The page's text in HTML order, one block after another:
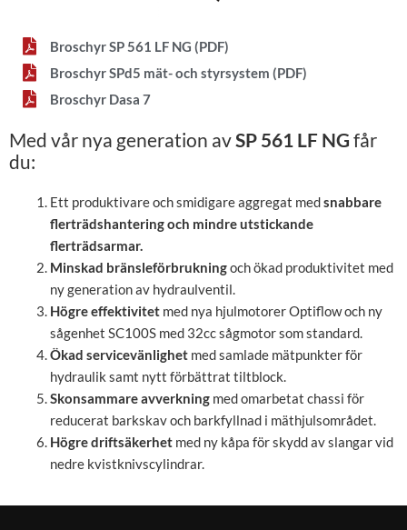
Broschyr SP 561 LF NG (PDF)
Broschyr SPd5 mät- och styrsystem (PDF)
Broschyr Dasa 7
Med vår nya generation avSP 561 LF NG får
du:
Ett produktivare och smidigare aggregat medsnabbare
flerträdshanteringoch mindre utstickande
flerträdsarmar.
Minskad bränsleförbrukningoch ökad produktivitet med
ny generation av hydraulventil.
Högre effektivitet med nya hjulmotorer Optiflow och ny
sågenhet SC100S med 32cc sågmotor somstandard.
Ökad servicevänlighet med samlade mätpunkter för
hydraulik samt nytt förbättrat tiltblock.
Skonsammare avverkning med omarbetat chassi för
reducerat barkskav och barkfyllnad i mäthjulsområdet.
Högre driftsäkerhet med ny kåpa för skydd av slangar vid
nedre kvistknivscylindrar.